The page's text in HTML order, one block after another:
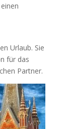
Urlaub. Sie
für das
Partner.